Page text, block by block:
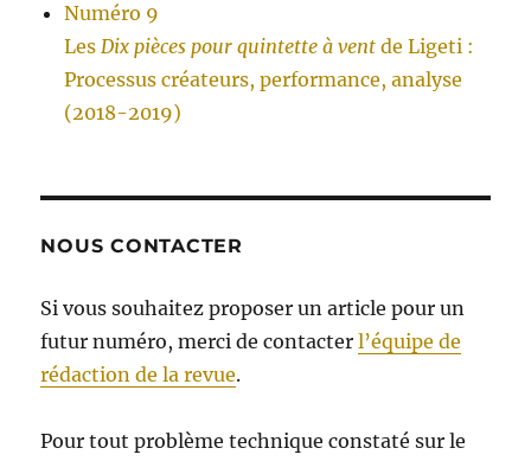
Numéro 9
LesDix pièces pour quintette à vent de Ligeti :
Processus créateurs, performance, analyse
(2018-2019)
NOUS CONTACTER
Si vous souhaitez proposer un article pour un
futur numéro, merci de contacterl’équipe de
rédaction de la revue.
Pour tout problème technique constaté sur le